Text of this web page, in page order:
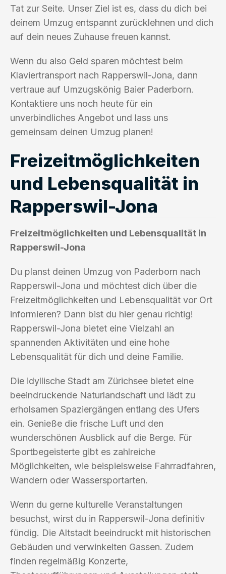
Tat zur Seite. Unser Ziel ist es, dass du dich bei
deinem Umzug entspannt zurücklehnen und dich
auf dein neues Zuhause freuen kannst.
Wenn du also Geld sparen möchtest beim
Klaviertransport nach Rapperswil-Jona, dann
vertraue auf Umzugskönig Baier Paderborn.
Kontaktiere uns noch heute für ein
unverbindliches Angebot und lass uns
gemeinsam deinen Umzug planen!
Freizeitmöglichkeiten
und Lebensqualität in
Rapperswil-Jona
Freizeitmöglichkeiten und Lebensqualität in
Rapperswil-Jona
Du planst deinen Umzug von Paderborn nach
Rapperswil-Jona und möchtest dich über die
Freizeitmöglichkeiten und Lebensqualität vor Ort
informieren? Dann bist du hier genau richtig!
Rapperswil-Jona bietet eine Vielzahl an
spannenden Aktivitäten und eine hohe
Lebensqualität für dich und deine Familie.
Die idyllische Stadt am Zürichsee bietet eine
beeindruckende Naturlandschaft und lädt zu
erholsamen Spaziergängen entlang des Ufers
ein. Genieße die frische Luft und den
wunderschönen Ausblick auf die Berge. Für
Sportbegeisterte gibt es zahlreiche
Möglichkeiten, wie beispielsweise Fahrradfahren,
Wandern oder Wassersportarten.
Wenn du gerne kulturelle Veranstaltungen
besuchst, wirst du in Rapperswil-Jona definitiv
fündig. Die Altstadt beeindruckt mit historischen
Gebäuden und verwinkelten Gassen. Zudem
finden regelmäßig Konzerte,